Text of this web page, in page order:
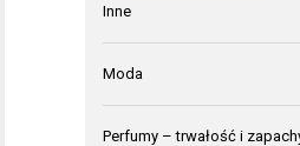
Inne
Moda
Perfumy – trwałość i